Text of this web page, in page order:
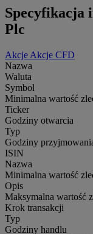
Specyfikacja
Plc
Akcje Akcje CFD
Nazwa
Waluta
Symbol
Minimalna wartość
Ticker
Godziny otwarcia
Typ
Godziny
ISIN
Nazwa
Minimalna wartość
Opis
Maksymalna wartość
Krok transakcji
Typ
Godziny handlu